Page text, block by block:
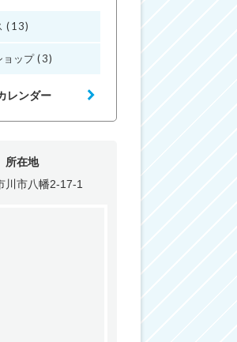
(13)
ョップ(3)
レンダー
所在地
川市八幡2-17-1